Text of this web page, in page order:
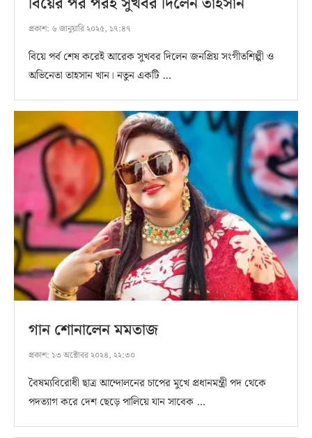
প্রকাশ: ৬ জানুয়ারি ২০২৫, ১৭:৪৭
বিয়ে পর্ব শেষ করেই আরেক সুখবর দিলেন জনপ্রিয় সংগীতশিল্পী ও
অভিনেতা তাহসান খান। নতুন একটি …
গান শোনালেন মমতাজ
প্রকাশ: ১৩ অক্টোবর ২০২৪, ২২:৩০
বৈষম্যবিরোধী ছাত্র আন্দোলনের চাপের মুখে প্রধানমন্ত্রী পদ থেকে
পদত্যাগ করে দেশ ছেড়ে পালিয়ে যান সাবেক …